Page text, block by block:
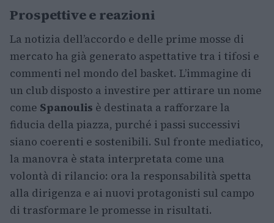
Prospettive e reazioni
La notizia dell’accordo e delle prime mosse di
mercato ha già generato aspettative tra i tifosi e
commenti nel mondo del basket. L’immagine di
un club disposto a investire per attirare un nome
come Spanoulis è destinata a rafforzare la
fiducia della piazza, purché i passi successivi
siano coerenti e sostenibili. Sul fronte mediatico,
la manovra è stata interpretata come una
volontà di rilancio: ora la responsabilità spetta
alla dirigenza e ai nuovi protagonisti sul campo
di trasformare le promesse in risultati.